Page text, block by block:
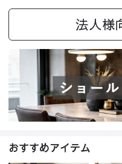
法人様
おすすめアイテム